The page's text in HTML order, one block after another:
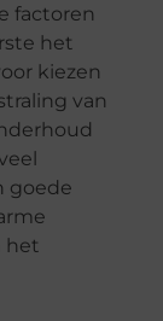
factoren
het
kiezen
van
goede
het